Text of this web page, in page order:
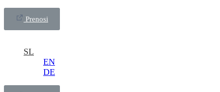
Prenosi
SL
EN
DE